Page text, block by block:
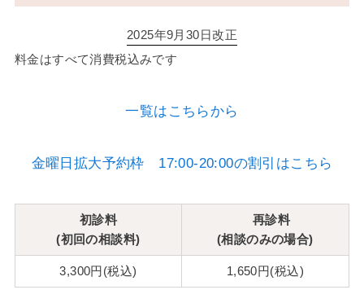
2025年9月30日改正
料金はすべて消費税込みです
一覧はこちらから
金曜日拡大予約枠 17:00-20:00の割引はこちら
初診料
(初回の相談料)
再診料
(相談のみの場合)
3,300円(税込) 1,650円(税込)